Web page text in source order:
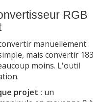
RGB
manuellement
mais convertir 183
moins. L'outil
projet : un